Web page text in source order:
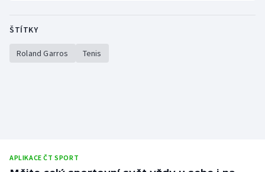
Rychlobruslení
ŠTÍTKY
Roland Garros Tenis
APLIKACE ČT SPORT